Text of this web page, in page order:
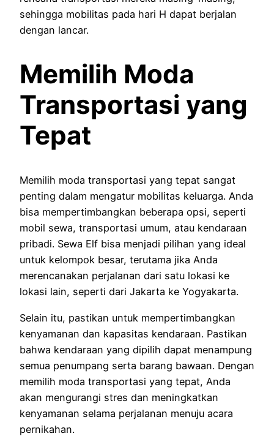
sehingga mobilitas pada hari H dapat berjalan
dengan lancar.
Memilih Moda
Transportasi yang
Tepat
Memilih moda transportasi yang tepat sangat
penting dalam mengatur mobilitas keluarga. Anda
bisa mempertimbangkan beberapa opsi, seperti
mobil sewa, transportasi umum, atau kendaraan
pribadi. Sewa Elf bisa menjadi pilihan yang ideal
untuk kelompok besar, terutama jika Anda
merencanakan perjalanan dari satu lokasi ke
lokasi lain, seperti dari Jakarta ke Yogyakarta.
Selain itu, pastikan untuk mempertimbangkan
kenyamanan dan kapasitas kendaraan. Pastikan
bahwa kendaraan yang dipilih dapat menampung
semua penumpang serta barang bawaan. Dengan
memilih moda transportasi yang tepat, Anda
akan mengurangi stres dan meningkatkan
kenyamanan selama perjalanan menuju acara
pernikahan.